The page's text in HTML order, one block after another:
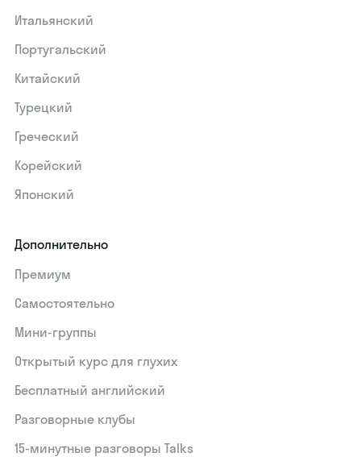
Итальянский
Португальский
Китайский
Турецкий
Греческий
Корейский
Японский
Дополнительно
Премиум
Самостоятельно
Мини-группы
Открытый курс для глухих
Бесплатный английский
Разговорные клубы
15‑минутные разговоры Talks